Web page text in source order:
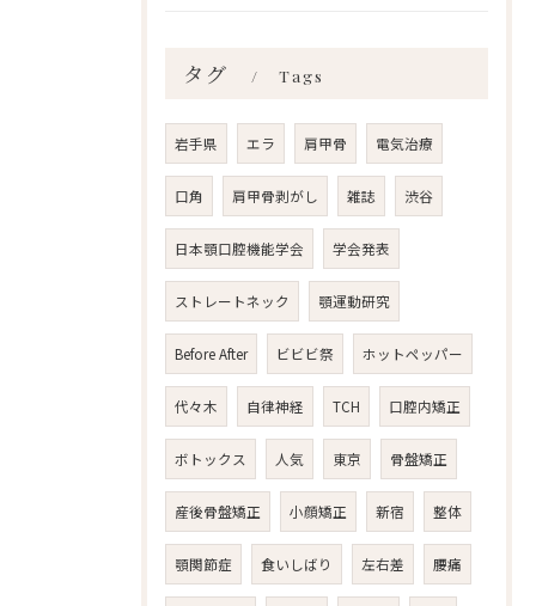
タグ Tags
岩手県 エラ 肩甲骨 電気治療
口角 肩甲骨剥がし 雑誌 渋谷
日本顎口腔機能学会 学会発表
ストレートネック 顎運動研究
Before After ビビビ祭 ホットペッパー
代々木 自律神経 TCH 口腔内矯正
ボトックス 人気 東京 骨盤矯正
産後骨盤矯正 小顔矯正 新宿 整体
顎関節症 食いしばり 左右差 腰痛